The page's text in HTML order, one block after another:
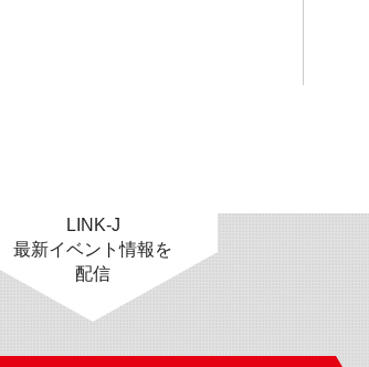
LINK-J
最新イベント情報を
配信